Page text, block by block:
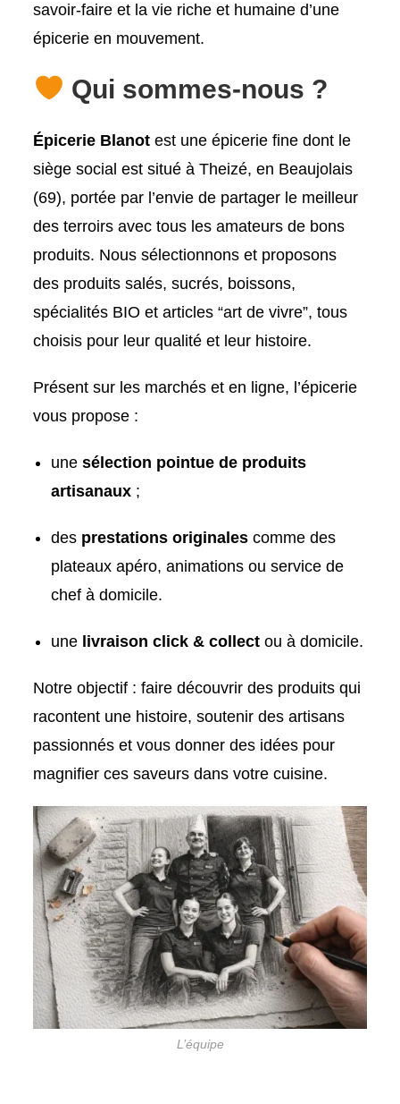
savoir-faire et la vie riche et humaine d’une
épicerie en mouvement.
Qui sommes-nous ?
Épicerie Blanot est une épicerie fine dont le
siège social est situé à Theizé, en Beaujolais
(69), portée par l’envie de partager le meilleur
des terroirs avec tous les amateurs de bons
produits. Nous sélectionnons et proposons
des produits salés, sucrés, boissons,
spécialités BIO et articles “art de vivre”, tous
choisis pour leur qualité et leur histoire.
Présent sur les marchés et en ligne, l’épicerie
vous propose :
unesélection pointue de produits
artisanaux ;
des prestations originales comme des
plateaux apéro, animations ou service de
chef à domicile.
une livraison click & collect ou à domicile.
Notre objectif : faire découvrir des produits qui
racontent une histoire, soutenir des artisans
passionnés et vous donner des idées pour
magnifier ces saveurs dans votre cuisine.
L’équipe